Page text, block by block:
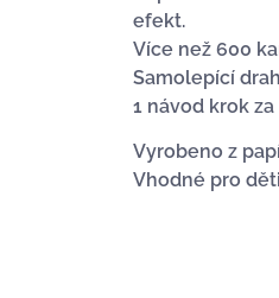
efekt.
Více než 600
Samolepící
1 návod krok
Vyrobeno z
Vhodné pro